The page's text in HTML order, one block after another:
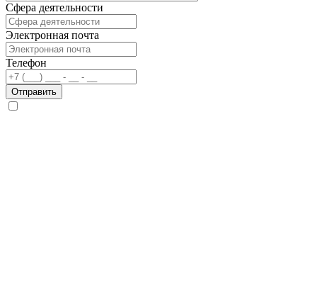
Сфера деятельности
Электронная почта
Телефон
Отправить